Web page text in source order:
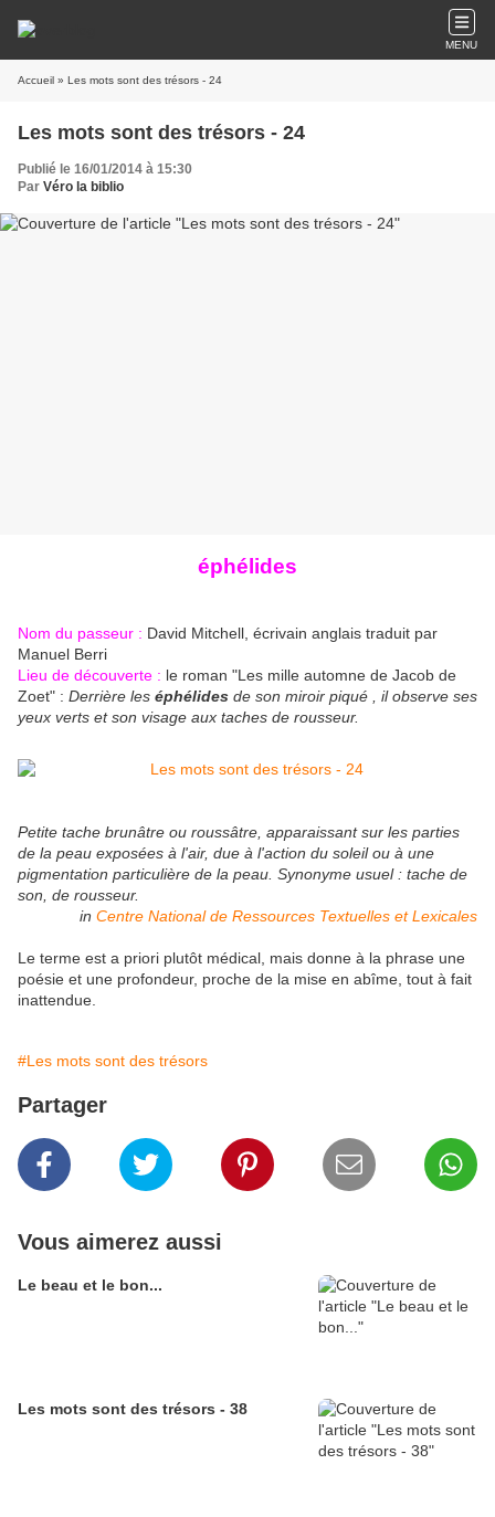
MENU
Accueil » Les mots sont des trésors - 24
Les mots sont des trésors - 24
Publié le 16/01/2014 à 15:30
Par Véro la biblio
éphélides
Nom du passeur : David Mitchell, écrivain anglais traduit par
Manuel Berri
Lieu de découverte : le roman "Les mille automne de Jacob de
Zoet" : Derrière les éphélides de son miroir piqué , il observe ses
yeux verts et son visage aux taches de rousseur.
Petite tache brunâtre ou roussâtre, apparaissant sur les parties
de la peau exposées à l'air, due à l'action du soleil ou à une
pigmentation particulière de la peau. Synonyme usuel : tache de
son, de rousseur.
in Centre National de Ressources Textuelles et Lexicales
Le terme est a priori plutôt médical, mais donne à la phrase une
poésie et une profondeur, proche de la mise en abîme, tout à fait
inattendue.
#Les mots sont des trésors
Partager
Vous aimerez aussi
Le beau et le bon...
Les mots sont des trésors - 38